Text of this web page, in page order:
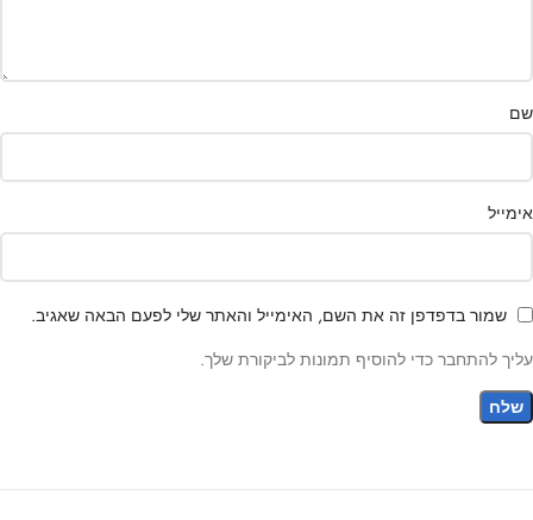
שם
אימייל
שמור בדפדפן זה את השם, האימייל והאתר שלי לפעם הבאה שאגיב.
עליך להתחבר כדי להוסיף תמונות לביקורת שלך.